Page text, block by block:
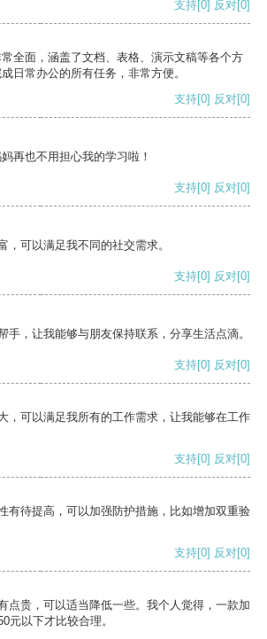
支持[0] 反对[0]
全面，涵盖了文档、表格、演示文稿等各个方
日常办公的所有任务，非常方便。
支持[0] 反对[0]
再也不用担心我的学习啦！
支持[0] 反对[0]
，可以满足我不同的社交需求。
支持[0] 反对[0]
手，让我能够与朋友保持联系，分享生活点滴。
支持[0] 反对[0]
，可以满足我所有的工作需求，让我能够在工作
支持[0] 反对[0]
有待提高，可以加强防护措施，比如增加双重验
支持[0] 反对[0]
点贵，可以适当降低一些。我个人觉得，一款加
元以下才比较合理。